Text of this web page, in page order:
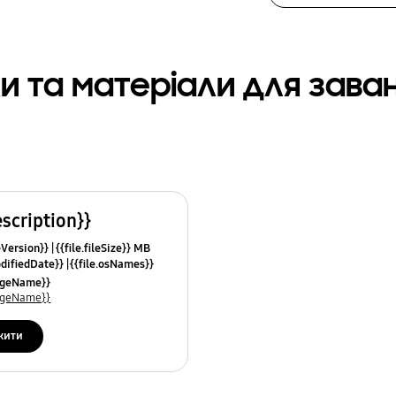
та матеріали для
{{file.fileSize}} MB
{{file.osNames}}